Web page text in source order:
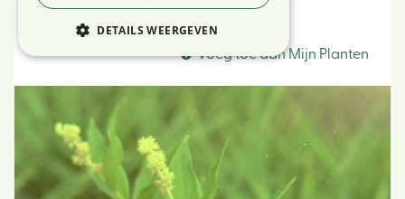
Valse salomonszegel
Voeg toe aan Mijn Planten
DETAILS WEERGEVEN